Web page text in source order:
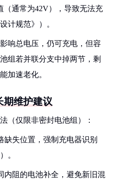
（通常为42V），导致无法充
计规范》）。
响总电压，仍可充电，但容
组若并联分支中掉两节，剩
加速老化。
期维护建议
（仅限非密封电池组）：
缺失位置，强制充电器识别
。
内阻的电池补全，避免新旧混